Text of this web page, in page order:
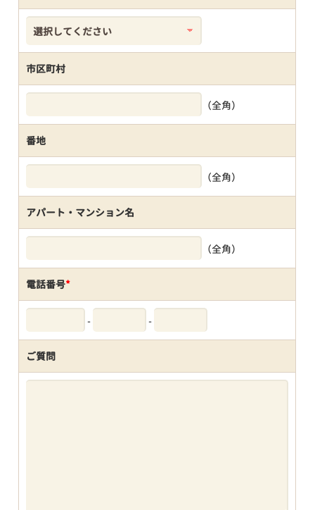
市区町村
（全角）
番地
（全角）
アパート・マンション名
（全角）
電話番号*
- -
ご質問